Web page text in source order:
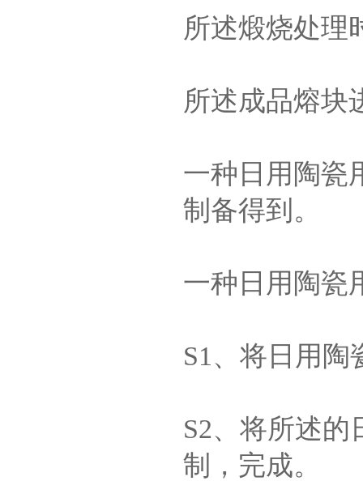
所述煅烧处理
所述成品熔块
一种日用陶瓷
制备得到。
一种日用陶瓷
S1、将日用
S2、将所述
制，完成。